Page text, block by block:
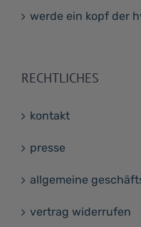
werde ein kopf der
RECHTLICHES
kontakt
presse
allgemeine
vertrag widerrufen